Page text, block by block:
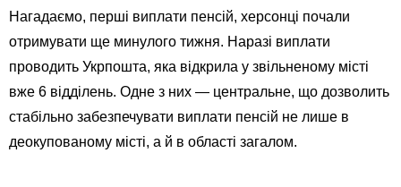
Нагадаємо, перші виплати пенсій, херсонці почали
отримувати ще минулого тижня. Наразі виплати
проводить Укрпошта, яка відкрила у звільненому місті
вже 6 відділень. Одне з них — центральне, що дозволить
стабільно забезпечувати виплати пенсій не лише в
деокупованому місті, а й в області загалом.